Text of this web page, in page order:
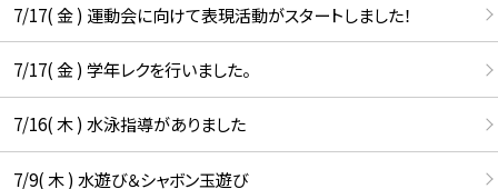
7/17( 金 ) 運動会に向けて表現活動がスタートしました！
7/17( 金 ) 学年レクを行いました。
7/16( 木 ) 水泳指導がありました
7/9( 木 ) 水遊び＆シャボン玉遊び